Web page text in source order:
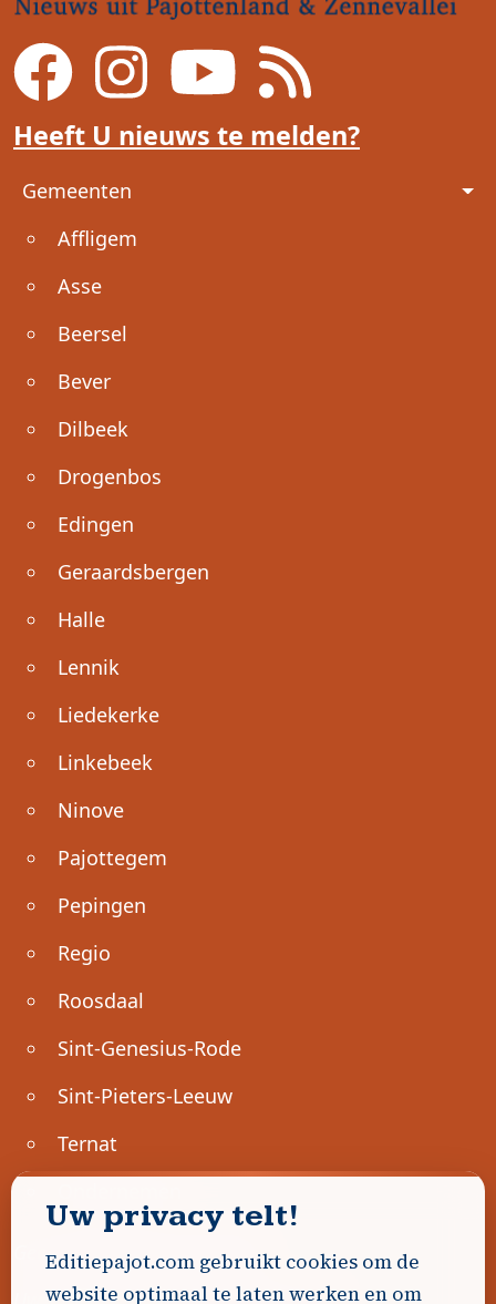
Heeft U nieuws te melden?
Voet
Gemeenten
Affligem
Asse
Beersel
Bever
Dilbeek
Drogenbos
Edingen
Geraardsbergen
Halle
Lennik
Liedekerke
Linkebeek
Ninove
Pajottegem
Pepingen
Regio
Roosdaal
Sint-Genesius-Rode
Sint-Pieters-Leeuw
Ternat
Geen advertenties gevonden.
Uw privacy telt!
Editiepajot.com gebruikt cookies om de
website optimaal te laten werken en om